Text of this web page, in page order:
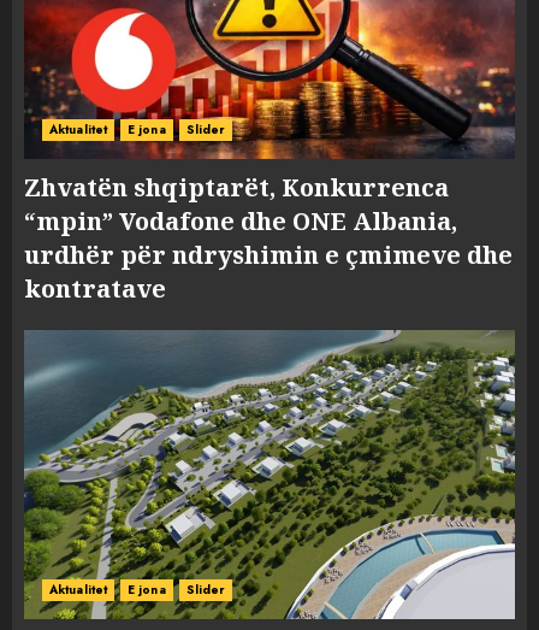
Aktualitet E jona Slider
Zhvatën shqiptarët, Konkurrenca
“mpin” Vodafone dhe ONE Albania,
urdhër për ndryshimin e çmimeve dhe
kontratave
Aktualitet E jona Slider